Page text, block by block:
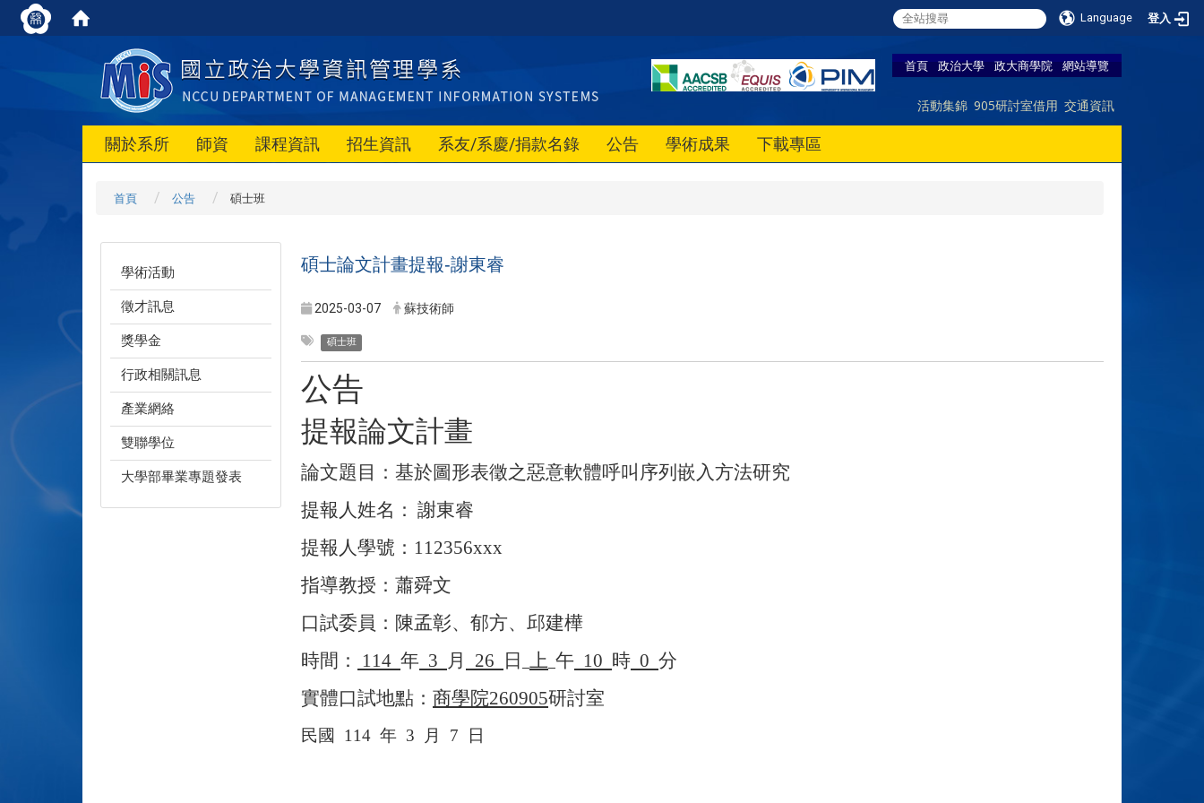
Language 登入
首頁 政治大學 政大商學院 網站導覽
活動集錦 905研討室借用 交通資訊
關於系所 師資 課程資訊 招生資訊 系友/系慶/捐款名錄 公告 學術成果 下載專區
首頁 公告 碩士班
學術活動
徵才訊息
獎學金
行政相關訊息
產業網絡
雙聯學位
大學部畢業專題發表
碩士論文計畫提報-謝東睿
2025-03-07 蘇技術師
碩士班
公告
提報論文計畫
論文題目：基於圖形表徵之惡意軟體呼叫序列嵌入方法研究
提報人姓名： 謝東睿
提報人學號： 112356xxx
指導教授：蕭舜文
口試委員：陳孟彰、郁方、邱建樺
時間：
114 年 3 月 26 日 上 午 10 時 0 分
實體口試地點： 商學院260905研討室
民國 114 年 3 月 7 日